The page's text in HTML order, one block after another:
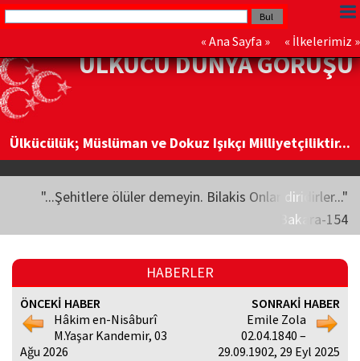
« Ana Sayfa » « İlkelerimiz »
ÜLKÜCÜ DÜNYA GÖRÜŞÜ
Ülkücülük; Müslüman ve Dokuz Işıkçı Milliyetçiliktir...
"...Şehitlere ölüler demeyin. Bilakis Onlar diridirler..."
Bakara-154
HABERLER
ÖNCEKİ HABER
Hâkim en-Nisâburî
M.Yaşar Kandemir, 03
Ağu 2026
SONRAKİ HABER
Emile Zola
02.04.1840 –
29.09.1902, 29 Eyl 2025